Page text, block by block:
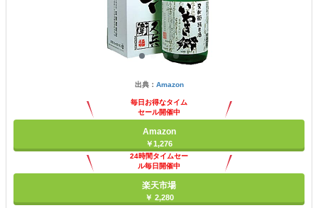
出典： Amazon
毎日お得なタイム
セール開催中
Amazon
￥1,276
24時間タイムセー
ル毎日開催中
楽天市場
￥ 2,280